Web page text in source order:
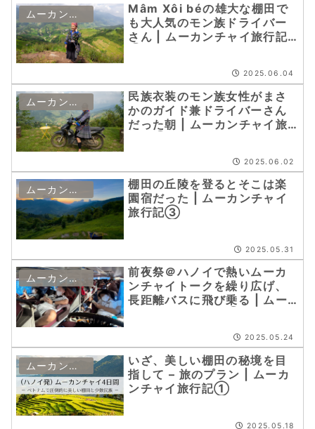
ムーカンチャイ
Mâm Xôi béの雄大な棚田で
も大人気のモン族ドライバー
さん | ムーカンチャイ旅行記
2025.06.04
ムーカンチャイ
民族衣装のモン族女性がまさ
かのガイド兼ドライバーさん
だった朝 | ムーカンチャイ旅
2025.06.02
ムーカンチャイ
棚田の丘陵を登るとそこは楽
園宿だった | ムーカンチャイ
旅行記③
2025.05.31
ムーカンチャイ
前夜祭＠ハノイで熱いムーカ
ンチャイトークを繰り広げ、
長距離バスに飛び乗る | ムー
2025.05.24
ムーカンチャイ
いざ、美しい棚田の秘境を目
指して – 旅のプラン | ムーカ
ンチャイ旅行記①
2025.05.18